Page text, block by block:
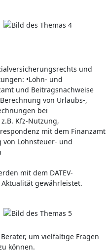
und
•Lohn- und
und Beitragsnachweise
von Urlaubs-,
bei
Kfz-Nutzung,
mit dem Finanzamt
von Lohnsteuer- und
mit dem DATEV-
gewährleistet.
um vielfältige Fragen
können.